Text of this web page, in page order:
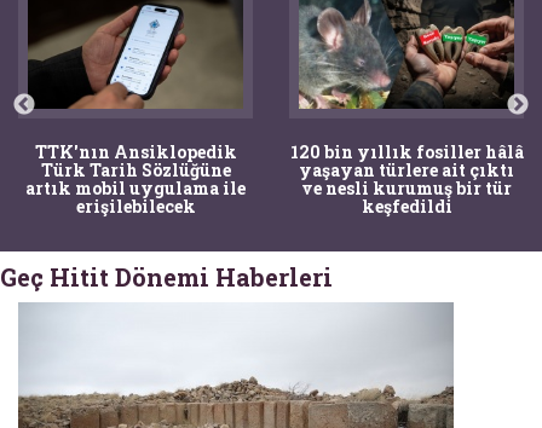
TTK'nın Ansiklopedik
Türk Tarih Sözlüğüne
artık mobil uygulama ile
erişilebilecek
120 bin yıllık fosiller hâlâ
yaşayan türlere ait çıktı
ve nesli kurumuş bir tür
keşfedildi
Geç Hitit Dönemi Haberleri